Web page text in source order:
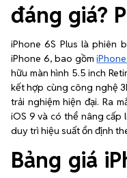
đáng giá?
iPhone 6S Plus là phiên
iPhone 6, bao gồm
hữu màn hình 5.5 inch
kết hợp cùng công nghệ
trải nghiệm hiện đại. Ra
iOS 9 và có thể nâng cấp
duy trì hiệu suất ổn định
Bảng giá